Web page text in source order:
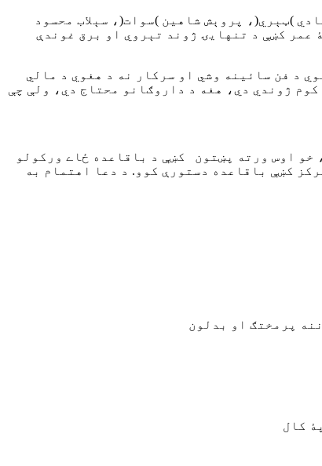
)ټېري(، پروېش شاهین )سوات(، سېلاب محسود
عمر کښې د تنهایۍ ژوند تېروي او برق غوندې
هغوي د فن سائینه وشي او سرکار نه د هغوي د مالي
ژوندي دي، هغه د داروګانو محتاج دي، ولې چې
خو اوس ورته پښتون کښې د باقاعده ځاے ورکولو
کښې باقاعده دستورې کوو. د دعا اهتمام به
پرمختګ او بدلون
کال